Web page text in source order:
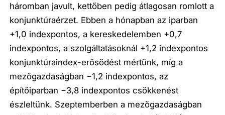
háromban javult, kettőben pedig átlagosan romlott a
konjunktúraérzet. Ebben a hónapban az iparban
+1,0 indexpontos, a kereskedelemben +0,7
indexpontos, a szolgáltatásoknál +1,2 indexpontos
konjunktúraindex-erősödést mértünk, míg a
mezőgazdaságban −1,2 indexpontos, az
építőiparban −3,8 indexpontos csökkenést
észleltünk. Szeptemberben a mezőgazdaságban